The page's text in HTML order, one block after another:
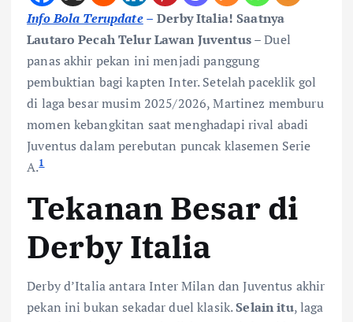
Info Bola Terupdate– Derby Italia! Saatnya
Lautaro Pecah Telur Lawan Juventus– Duel
panas akhir pekan ini menjadi panggung
pembuktian bagi kapten Inter. Setelah paceklik gol
di laga besar musim 2025/2026, Martinez memburu
momen kebangkitan saat menghadapi rival abadi
Juventus dalam perebutan puncak klasemen Serie
A.1
Tekanan Besar di
Derby Italia
Derby d’Italia antara Inter Milan dan Juventus akhir
pekan ini bukan sekadar duel klasik.Selain itu, laga